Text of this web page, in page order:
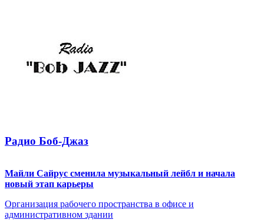
Радио Боб-Джаз
Майли Сайрус сменила музыкальный лейбл и начала
новый этап карьеры
Организация рабочего пространства в офисе и
административном здании